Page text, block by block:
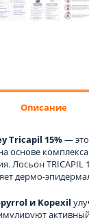
Описание
Tricapil 15%—
основе
Лосьон
дермо-
и Kopexil